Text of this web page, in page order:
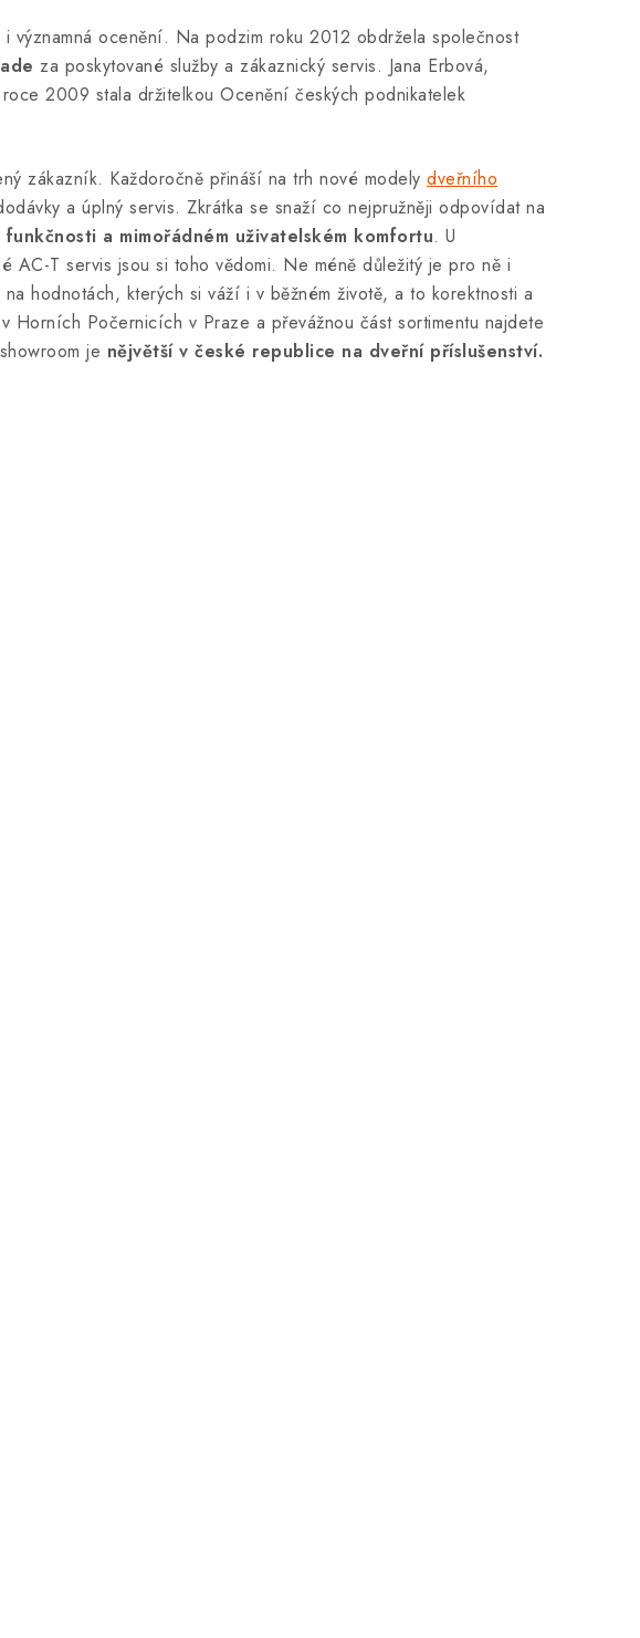
významná ocenění. Na podzim roku 2012 obdržela společnost
za poskytované služby a zákaznický servis. Jana Erbová,
2009 stala držitelkou Ocenění českých podnikatelek
zákazník. Každoročně přináší na trh nové modely dveřního
a úplný servis. Zkrátka se snaží co nejpružněji odpovídat na
a mimořádném uživatelském komfortu. U
AC-T servis jsou si toho vědomi. Ne méně důležitý je pro ně i
hodnotách, kterých si váží i v běžném životě, a to korektnosti a
Horních Počernicích v Praze a převážnou část sortimentu najdete
je nějvětší v české republice na dveřní příslušenství.